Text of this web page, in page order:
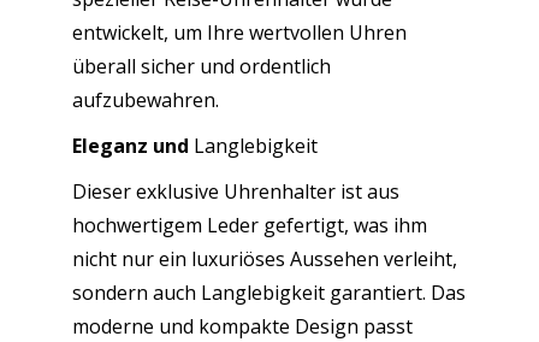
entwickelt, um Ihre wertvollen Uhren
überall sicher und ordentlich
aufzubewahren.
Eleganz und Langlebigkeit
Dieser exklusive Uhrenhalter ist aus
hochwertigem Leder gefertigt, was ihm
nicht nur ein luxuriöses Aussehen verleiht,
sondern auch Langlebigkeit garantiert. Das
moderne und kompakte Design passt